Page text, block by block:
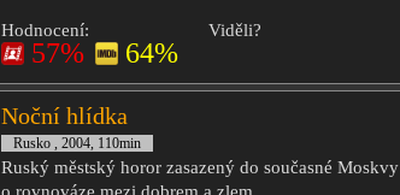
Hodnocení:
57% 64%
Viděli?
Noční hlídka
Rusko , 2004, 110min
Ruský městský horor zasazený do současné Moskvy